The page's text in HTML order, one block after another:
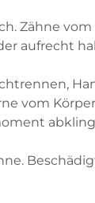
Zähne
aufrecht
vom